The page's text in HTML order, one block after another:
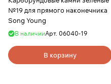
№19 для прямого наконечника
Song Young
В наличииАрт. 06040-19
В корзину